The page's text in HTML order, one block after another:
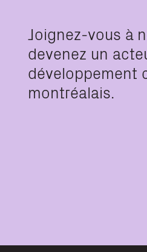
Joignez-vous à
devenez un
développement
montréalais.